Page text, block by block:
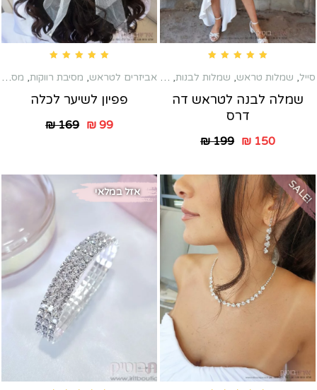
סייל, שמלות טראש, שמלות לבנות, שמלות מקסי
שמלה לבנה לטראש דה
דרס
₪199 ₪150
אביזרים לטראש, מסיבת רווקות, מסרקיות שיער לכלה
פפיון לשיער לכלה
₪169 ₪99
SALE! אזל במלאי